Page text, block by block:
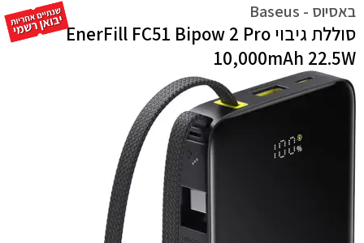
באסיוס - Baseus
סוללת גיבוי EnerFill FC51 Bipow 2 Pro
10,000mAh 22.5W